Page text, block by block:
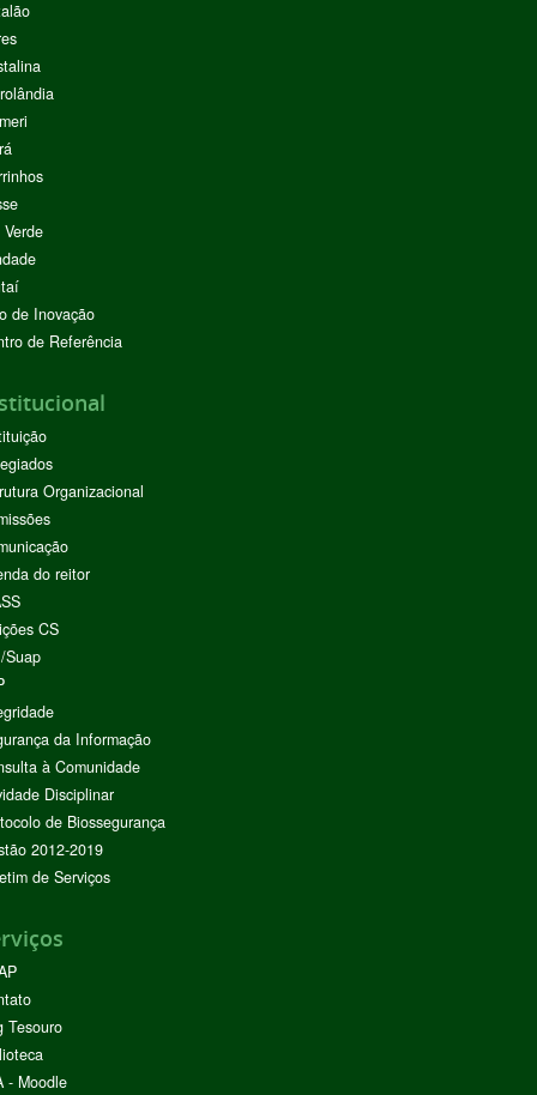
de Inovação
de Referência
Organizacional
do reitor
CS
Suap
da Informação
à Comunidade
Disciplinar
de Biossegurança
2012-2019
de Serviços
Tesouro
- Moodle